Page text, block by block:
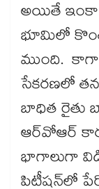
అయితే ఇంకా
భూమిలో కొంత
ముంది.
సేకరణలో
బాధిత రైతు
ఆర్​వోఆర్​
భాగాలుగా
పిటీషన్​లో